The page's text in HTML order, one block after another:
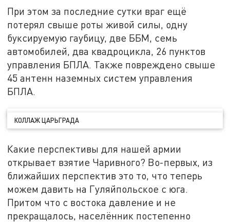
При этом за последние сутки враг ещё
потерял свыше роты живой силы, одну
буксируемую гаубицу, две ББМ, семь
автомобилей, два квадроцикла, 26 пунктов
управления БПЛА. Также повреждено свыше
45 антенн наземных систем управления
БПЛА.
КОЛЛАЖ ЦАРЬГРАДА
Какие перспективы для нашей армии
открывает взятие Чаривного? Во-первых, из
ближайших перспектив это то, что теперь
можем давить на Гуляйпольское с юга.
Притом что с востока давление и не
прекращалось, населённик постепенно